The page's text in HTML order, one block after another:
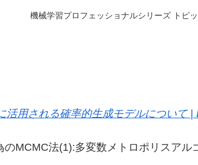
機械学習プロフェッショナルシリーズ トピ
活用される確率的生成モデルについて |
MCMC法(1):多変数メトロポリスア